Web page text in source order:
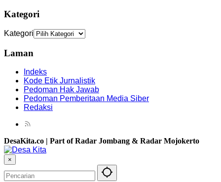
Kategori
Kategori
Laman
Indeks
Kode Etik Jurnalistik
Pedoman Hak Jawab
Pedoman Pemberitaan Media Siber
Redaksi
DesaKita.co | Part of Radar Jombang & Radar Mojokerto
×